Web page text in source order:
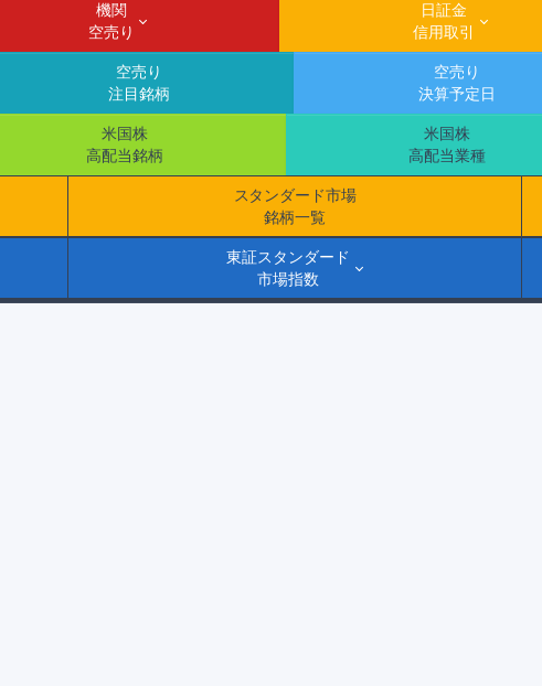
機関
空売り
日証金
信用取引
空売り
注目銘柄
空売り
決算予定日
米国株
高配当銘柄
米国株
高配当業種
スタンダード市場
銘柄一覧
東証スタンダード
市場指数